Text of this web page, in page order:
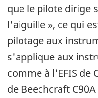
que le pilote dirige
l'aiguille », ce qui
pilotage aux
s'applique aux
comme à l'EFIS de
de Beechcraft C90A